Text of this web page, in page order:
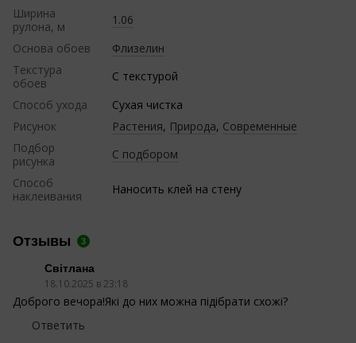
Ширина
рулона, м
1.06
Основа обоев
Флизелин
Текстура
обоев
С текстурой
Способ ухода
Сухая чистка
Рисунок
Растения, Природа, Современные
Подбор
рисунка
С подбором
Способ
наклеивания
Наносить клей на стену
Отзывы 3
Світлана
18.10.2025 в 23:18
Доброго вечора!Які до них можна підібрати схожі?
Ответить